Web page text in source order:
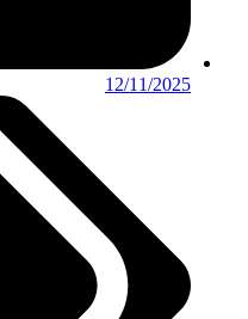
12/11/2025